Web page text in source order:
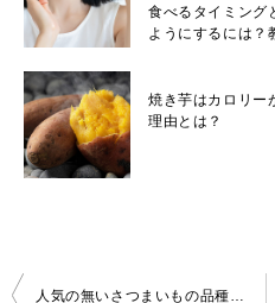
食べるタイミング
ようにするには？
焼き芋はカロリー
理由とは？
投